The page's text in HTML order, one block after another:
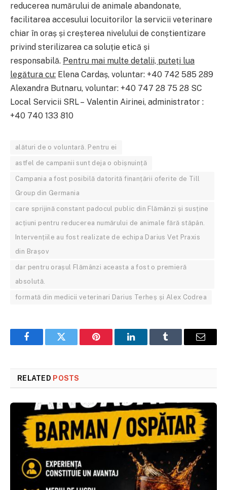
reducerea numărului de animale abandonate,
facilitarea accesului locuitorilor la servicii veterinare
chiar în oraș și creșterea nivelului de conștientizare
privind sterilizarea ca soluție etică și
responsabilă. Pentru mai multe detalii, puteți lua
legătura cu: Elena Cardaș, voluntar: +40 742 585 289
Alexandra Butnaru, voluntar: +40 747 28 75 28 SC
Local Servicii SRL – Valentin Airinei, administrator :
+40 740 133 810
alături de o voluntară. Pentru ei
astfel de campanii sunt deja o obișnuință
Campania a fost posibilă datorită finanțării oferite de Till
Group din Germania
care sprijină constant padocul public din Flămânzi și susține
acțiuni pentru reducerea numărului de animale fără stăpân.
Intervențiile au fost realizate de echipa Darius Vet Praxis
din Brașov
dar pentru orașul Flămânzi aceasta a fost o premieră
absolută.
formată din medicii veterinari Darius Terheș și Alex Codrea
FacebookTwitter Pinterest LinkedInTumblr Email
RELATED POSTS